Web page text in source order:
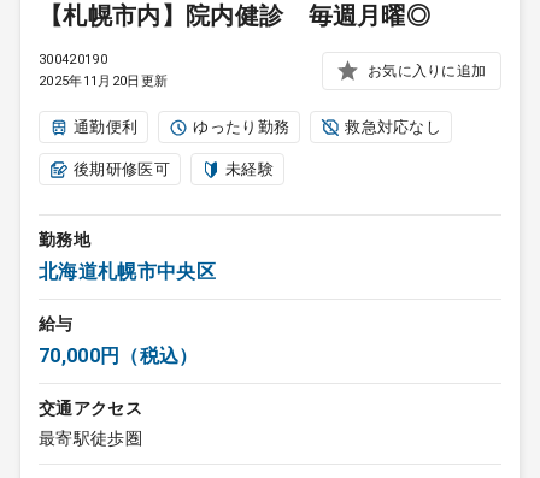
【札幌市内】院内健診 毎週月曜◎
300420190
2025年11月20日更新
お気に入りに追加
通勤便利 ゆったり勤務 救急対応なし
後期研修医可 未経験
勤務地
北海道札幌市中央区
給与
70,000円（税込）
交通アクセス
最寄駅徒歩圏